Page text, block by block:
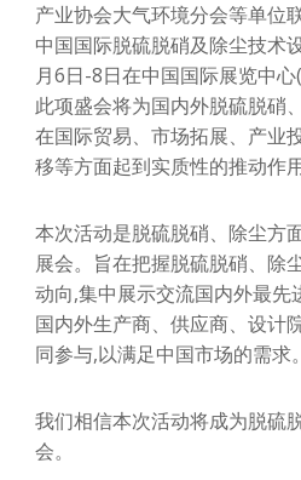
产业协会大气环境分会等单位
中国国际脱硫脱硝及除尘技术
月6日-8日在中国国际展览中
此项盛会将为国内外脱硫脱硝
在国际贸易、市场拓展、产业
移等方面起到实质性的推动作用
本次活动是脱硫脱硝、除尘方
展会。旨在把握脱硫脱硝、除
动向,集中展示交流国内外最先
国内外生产商、供应商、设计
同参与,以满足中国市场的需求。
我们相信本次活动将成为脱硫
会。